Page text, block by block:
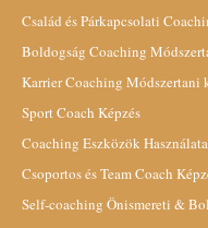
Család és Párkapcsolati
Boldogság Coaching
Karrier Coaching Módszertani
Sport Coach Képzés
Coaching Eszközök
Csoportos és Team Coach
Self-coaching Önismereti &